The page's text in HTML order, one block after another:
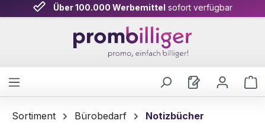
Zum Hauptinhalt springen
Über 100.000 Werbemittel sofort verfügbar
Sortiment Bürobedarf Notizbücher